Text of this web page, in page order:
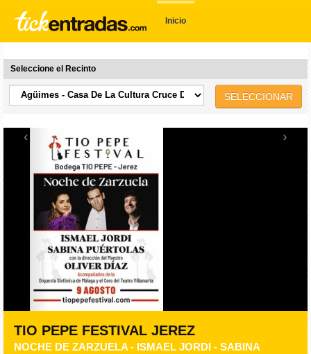
Inicio
Seleccione el Recinto
SELECCIONAR
‹ ›
TIO PEPE FESTIVAL JEREZ
NOCHE DE ZARZUELA - ISMAEL JORDI - SABINA